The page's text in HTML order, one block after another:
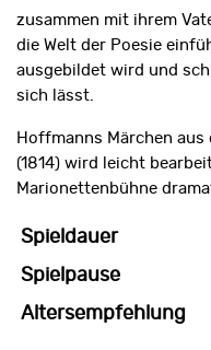
zusammen mit ihrem
die Welt der Poesie
ausgebildet wird und
sich lässt.
Hoffmanns Märchen
(1814) wird leicht
Marionettenbühne
Spieldauer
Spielpause
Altersempfehlung